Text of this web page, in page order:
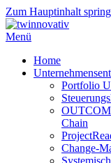
Zum Hauptinhalt
Menü
Home
Portfolio
OUTCOM
Chain
Change-